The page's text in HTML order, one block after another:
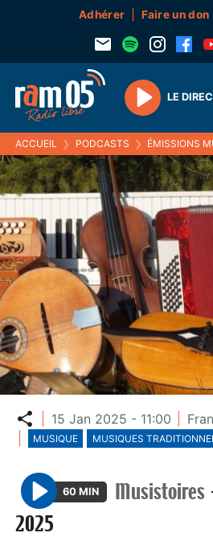
Adhérer Faire un don
Play
LE
ACCUEIL ❯ PODCASTS ❯ ÉMISSIONS
Partager
15 Jan 2025 - 11:00
MUSIQUE MUSIQUES
P
l
60 MIN Musistoires
2025